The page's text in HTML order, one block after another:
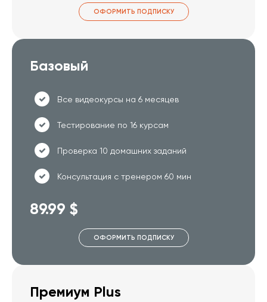
ОФОРМИТЬ ПОДПИСКУ
Базовый
Все видеокурсы на 6 месяцев
Тестирование по 16 курсам
Проверка 10 домашних заданий
Консультация с тренером 60 мин
89.99 $
ОФОРМИТЬ ПОДПИСКУ
Премиум Plus